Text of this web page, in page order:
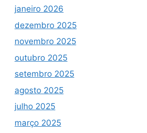
janeiro 2026
dezembro 2025
novembro 2025
outubro 2025
setembro 2025
agosto 2025
julho 2025
março 2025